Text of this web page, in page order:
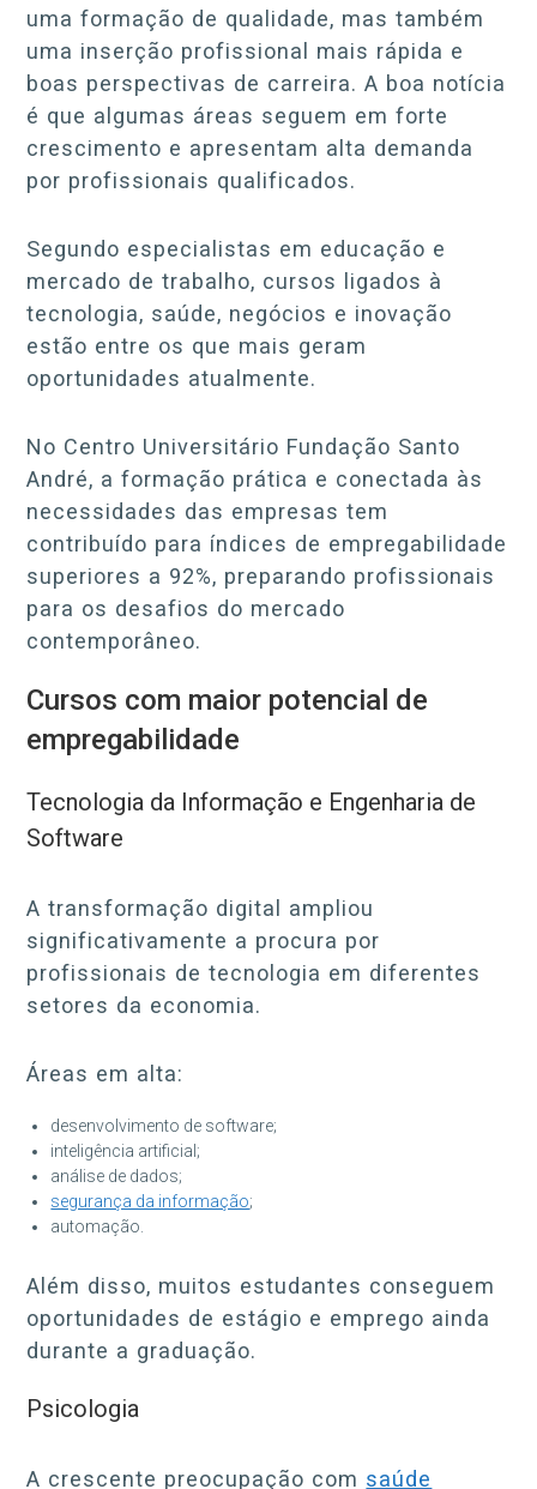
uma formação de qualidade, mas também
uma inserção profissional mais rápida e
boas perspectivas de carreira. A boa notícia
é que algumas áreas seguem em forte
crescimento e apresentam alta demanda
por profissionais qualificados.
Segundo especialistas em educação e
mercado de trabalho, cursos ligados à
tecnologia, saúde, negócios e inovação
estão entre os que mais geram
oportunidades atualmente.
No Centro Universitário Fundação Santo
André, a formação prática e conectada às
necessidades das empresas tem
contribuído para índices de empregabilidade
superiores a 92%, preparando profissionais
para os desafios do mercado
contemporâneo.
Cursos com maior potencial de
empregabilidade
Tecnologia da Informação e Engenharia de
Software
A transformação digital ampliou
significativamente a procura por
profissionais de tecnologia em diferentes
setores da economia.
Áreas em alta:
desenvolvimento de software;
inteligência artificial;
análise de dados;
segurança da informação;
automação.
Além disso, muitos estudantes conseguem
oportunidades de estágio e emprego ainda
durante a graduação.
Psicologia
A crescente preocupação com saúde